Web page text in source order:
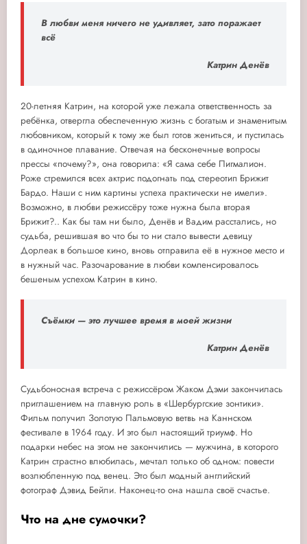
В любви меня ничего не удивляет, зато поражает
всё
Катрин Денёв
20-летняя Катрин, на которой уже лежала ответственность за
ребёнка, отвергла обеспеченную жизнь с богатым и знаменитым
любовником, который к тому же был готов жениться, и пустилась
в одиночное плавание. Отвечая на бесконечные вопросы
прессы «почему?», она говорила: «Я сама себе Пигмалион.
Роже стремился всех актрис подогнать под стереотип Брижит
Бардо. Наши с ним картины успеха практически не имели».
Возможно, в любви режиссёру тоже нужна была вторая
Брижит?.. Как бы там ни было, Денёв и Вадим расстались, но
судьба, решившая во что бы то ни стало вывести девицу
Дорлеак в большое кино, вновь отправила её в нужное место и
в нужный час. Разочарование в любви компенсировалось
бешеным успехом Катрин в кино.
Съёмки — это лучшее время в моей жизни
Катрин Денёв
Судьбоносная встреча с режиссёром Жаком Дэми закончилась
приглашением на главную роль в «Шербургские зонтики».
Фильм получил Золотую Пальмовую ветвь на Каннском
фестивале в 1964 году. И это был настоящий триумф. Но
подарки небес на этом не закончились — мужчина, в которого
Катрин страстно влюбилась, мечтал только об одном: повести
возлюбленную под венец. Это был модный английский
фотограф Дэвид Бейли. Наконец-то она нашла своё счастье.
Что на дне сумочки?